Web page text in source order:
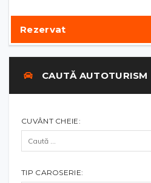
Rezervat
CAUTĂ AUTOTURISM
CUVÂNT CHEIE:
TIP CAROSERIE: